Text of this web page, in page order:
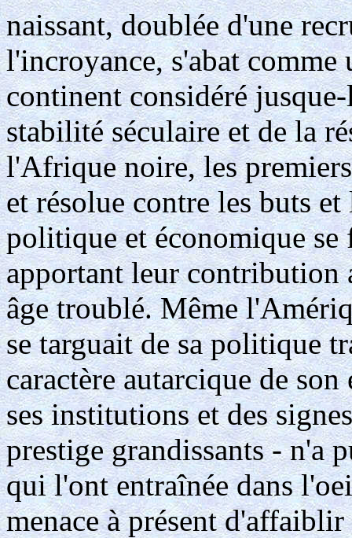
naissant, doublée d'une
l'incroyance, s'abat
continent considéré
stabilité séculaire et de la
l'Afrique noire, les
et résolue contre les buts
politique et économique
apportant leur contribution
âge troublé. Même
se targuait de sa politique
caractère autarcique de
ses institutions et des
prestige grandissants - n'a
qui l'ont entraînée dans
menace à présent